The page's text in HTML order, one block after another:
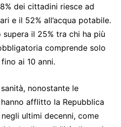
dei cittadini riesce ad
e il 52% all’acqua potabile.
il 25% tra chi ha più
comprende solo
ai 10 anni.
nonostante le
afflitto la Repubblica
ultimi decenni, come